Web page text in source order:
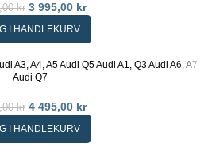
kr 3 995,00 kr
I HANDLEKURV
A3, A4, A5 Audi Q5 Audi A1, Q3 Audi A6, A7
Audi Q7
kr 4 495,00 kr
I HANDLEKURV